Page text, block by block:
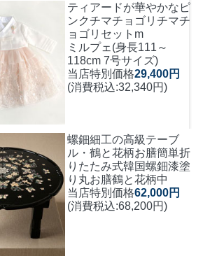
ティアードが華やかなピ
ンクチマチョゴリ チマチ
ョゴリセットm
ミルプェ(身長111～
118cm 7号サイズ)
当店特別価格29,400円
(消費税込:32,340円)
螺鈿細工の高級テーブ
ル・鶴と花柄お膳簡単折
りたたみ式韓国螺鈿漆塗
り丸お膳鶴と花柄中
当店特別価格62,000円
(消費税込:68,200円)